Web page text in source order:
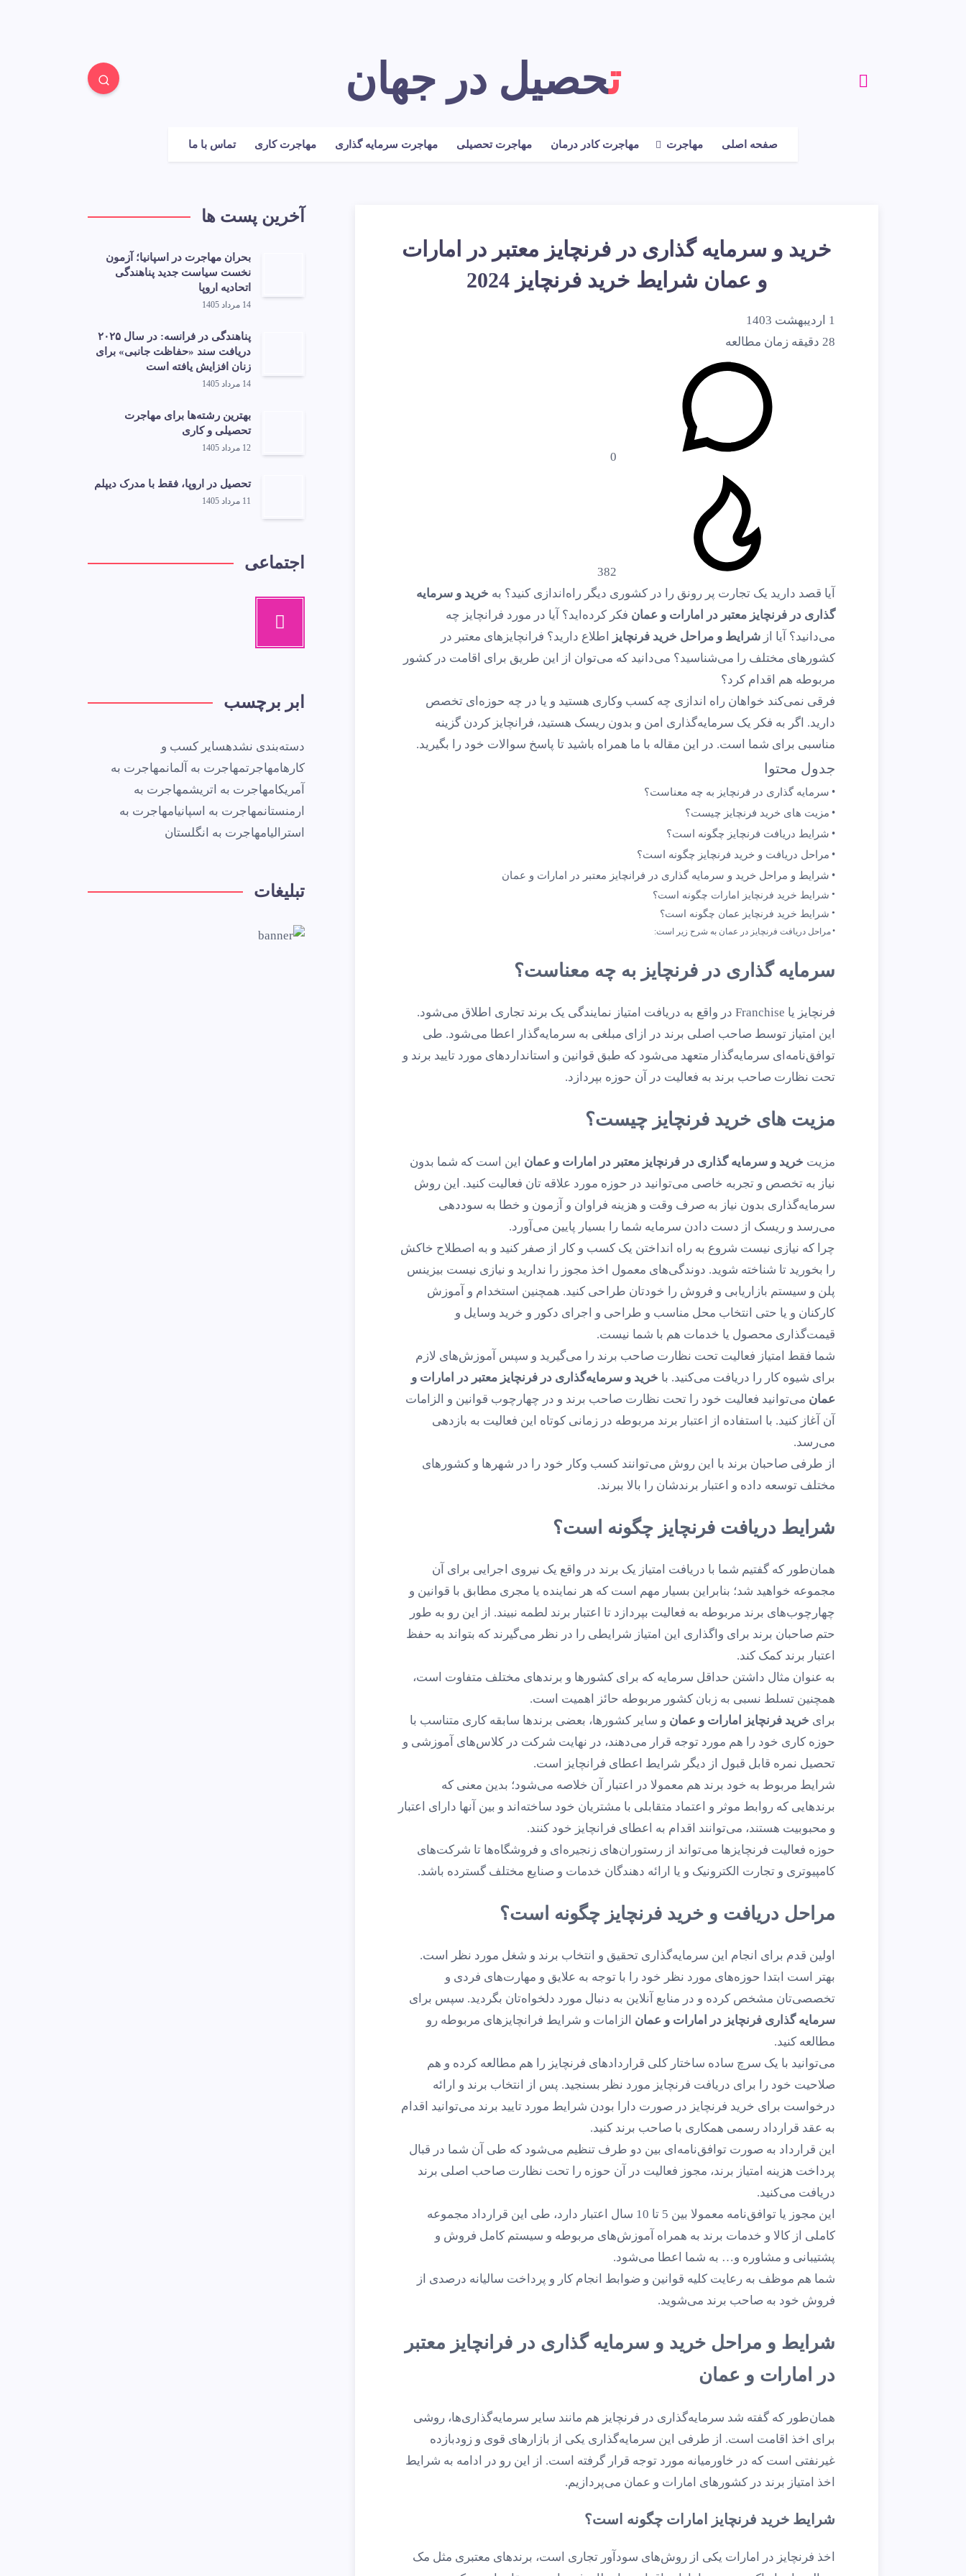
تحصیل در جهان
صفحه اصلی مهاجرت مهاجرت کادر درمان مهاجرت تحصیلی مهاجرت سرمایه گذاری مهاجرت کاری تماس با ما
خرید و سرمایه گذاری در فرنچایز معتبر در امارات
و عمان شرایط خرید فرنچایز 2024
1 اردیبهشت 1403
28 دقیقه زمان مطالعه
0
آیا قصد دارید یک تجارت پر رونق را در کشوری دیگر راه‌اندازی کنید؟ به خرید و سرمایه
گذاری در فرنچایز معتبر در امارات و عمان فکر کرده‌اید؟ آیا در مورد فرانچایز چه
می‌دانید؟ آیا از شرایط و مراحل خرید فرنچایز
اطلاع دارید؟ فرانچایزهای معتبر در
کشورهای مختلف را می‌شناسید؟ می‌دانید که می‌توان از این طریق برای اقامت در کشور
مربوطه هم اقدام کرد؟
فرقی نمی‌کند خواهان راه ‌اندازی چه کسب وکاری هستید و یا در چه حوزه‌ای تخصص
دارید. اگر به فکر یک سرمایه‌گذاری امن و بدون ریسک هستید، فرانچایز کردن گزینه
مناسبی برای شما است. در این مقاله با ما همراه باشید تا پاسخ سوالات خود را بگیرید.
جدول محتوا
سرمایه گذاری در فرنچایز به چه معناست؟
مزیت های خرید فرنچایز چیست؟
شرایط دریافت فرنچایز چگونه است؟
مراحل دریافت و خرید فرنچایز چگونه است؟
شرایط و مراحل خرید و سرمایه گذاری در فرانچایز معتبر در امارات و عمان
شرایط خرید فرنچایز امارات چگونه است؟
شرایط خرید فرنچایز عمان چگونه است؟
مراحل دریافت فرنچایز در عمان به شرح زیر است:
سرمایه گذاری در فرنچایز به چه معناست؟
فرنچایز یا Franchise در واقع به دریافت امتیاز نمایندگی یک برند تجاری اطلاق می‌شود.
این امتیاز توسط صاحب اصلی برند در ازای مبلغی به سرمایه‌گذار اعطا می‌شود. طی
توافق‌نامه‌ای سرمایه‌گذار متعهد می‌شود که طبق قوانین و استانداردهای مورد تایید برند و
تحت نظارت صاحب برند به فعالیت در آن حوزه بپردازد.
مزیت های خرید فرنچایز چیست؟
مزیت خرید و سرمایه گذاری در فرنچایز معتبر در امارات و عمان این است که شما بدون
نیاز به تخصص و تجربه خاصی می‌توانید در حوزه مورد علاقه تان فعالیت کنید. این روش
سرمایه‌گذاری بدون نیاز به صرف وقت و هزینه فراوان و آزمون و خطا به سوددهی
می‌رسد و ریسک از دست دادن سرمایه شما را بسیار پایین می‌آورد.
چرا که نیازی نیست شروع به راه انداختن یک کسب و کار از صفر کنید و به اصطلاح خاکش
را بخورید تا شناخته شوید. دوندگی‌های معمول اخذ مجوز را ندارید و نیازی نیست بیزینس
پلن و سیستم بازاریابی و فروش را خودتان طراحی کنید. همچنین استخدام و آموزش
کارکنان و یا حتی انتخاب محل مناسب و طراحی و اجرای دکور و خرید وسایل و
قیمت‌گذاری محصول یا خدمات هم با شما نیست.
شما فقط امتیاز فعالیت تحت نظارت صاحب برند را می‌گیرید و سپس آموزش‌های لازم
برای شیوه کار را دریافت می‌کنید. با خرید و سرمایه‌گذاری در فرنچایز معتبر در امارات و
عمان می‌توانید فعالیت خود را تحت نظارت صاحب برند و در چهارچوب قوانین و الزامات
آن آغاز کنید. با استفاده از اعتبار برند مربوطه در زمانی کوتاه این فعالیت به بازدهی
می‌رسد.
از طرفی صاحبان برند با این روش می‌توانند کسب وکار خود را در شهرها و کشورهای
مختلف توسعه داده و اعتبار برندشان را بالا ببرند.
شرایط دریافت فرنچایز چگونه است؟
همان‌طور که گفتیم شما با دریافت امتیاز یک برند در واقع یک نیروی اجرایی برای آن
مجموعه خواهید شد؛ بنابراین بسیار مهم است که هر نماینده یا مجری مطابق با قوانین و
چهارچوب‌های برند مربوطه به فعالیت بپردازد تا اعتبار برند لطمه نبیند. از این‌ رو به طور
حتم صاحبان برند برای واگذاری این امتیاز شرایطی را در نظر می‌گیرند که بتواند به حفظ
اعتبار برند کمک کند.
به ‌عنوان مثال داشتن حداقل سرمایه که برای کشورها و برندهای مختلف متفاوت است،
همچنین تسلط نسبی به زبان کشور مربوطه حائز اهمیت است.
برای خرید فرنچایز امارات و عمان و سایر کشورها، بعضی برندها سابقه کاری متناسب با
حوزه کاری خود را هم مورد توجه قرار می‌دهند، در نهایت شرکت در کلاس‌های آموزشی و
تحصیل نمره قابل قبول از دیگر شرایط اعطای فرانچایز است.
شرایط مربوط به خود برند هم معمولا در اعتبار آن خلاصه می‌شود؛ بدین معنی که
برندهایی که روابط موثر و اعتماد متقابلی با مشتریان خود ساخته‌اند و بین آنها دارای اعتبار
و محبوبیت هستند، می‌توانند اقدام به اعطای فرانچایز خود کنند.
حوزه فعالیت فرنچایزها می‌تواند از رستوران‌های زنجیره‌ای و فروشگاه‌ها تا شرکت‌های
کامپیوتری و تجارت الکترونیک و یا ارائه دهندگان خدمات و صنایع مختلف گسترده باشد.
مراحل دریافت و خرید فرنچایز چگونه است؟
اولین قدم برای انجام این سرمایه‌گذاری تحقیق و انتخاب برند و شغل مورد نظر است.
بهتر است ابتدا حوزه‌های مورد نظر خود را با توجه به علایق و مهارت‌های فردی و
تخصصی‌تان مشخص کرده و در منابع آنلاین به دنبال مورد دلخواه‌تان بگردید. سپس برای
سرمایه گذاری فرنچایز در امارات و عمان الزامات و شرایط فرانچایزهای مربوطه رو
مطالعه کنید.
می‌توانید با یک سرچ ساده ساختار کلی قراردادهای فرنچایز را هم مطالعه کرده و هم
صلاحیت خود را برای دریافت فرنچایز مورد نظر بسنجید. پس از انتخاب برند و ارائه
درخواست برای خرید فرنچایز در صورت دارا بودن شرایط مورد تایید برند می‌توانید اقدام
به عقد قرارداد رسمی همکاری با صاحب برند کنید.
این قرارداد به صورت توافق‌نامه‌ای بین دو طرف تنظیم می‌شود که طی آن شما در قبال
پرداخت هزینه امتیاز برند، مجوز فعالیت در آن حوزه را تحت نظارت صاحب اصلی برند
دریافت می‌کنید.
این مجوز یا توافق‌نامه معمولا بین 5 تا 10 سال اعتبار دارد، طی این قرارداد مجموعه
کاملی از کالا و خدمات برند به همراه آموزش‌های مربوطه و سیستم کامل فروش و
پشتیبانی و مشاوره و… به شما اعطا می‌شود.
شما هم موظف به رعایت کلیه قوانین و ضوابط انجام کار و پرداخت سالیانه درصدی از
فروش خود به صاحب برند می‌شوید.
شرایط و مراحل خرید و سرمایه گذاری در فرانچایز معتبر
در امارات و عمان
همان‌طور که گفته شد سرمایه‌گذاری در فرنچایز هم مانند سایر سرمایه‌گذاری‌ها، روشی
برای اخذ اقامت است. از طرفی این سرمایه‌گذاری یکی از بازارهای قوی و زودبازده
غیرنفتی است که در خاورمیانه مورد توجه قرار گرفته است. از این رو در ادامه به شرایط
اخذ امتیاز برند در کشورهای امارات و عمان می‌پردازیم.
شرایط خرید فرنچایز امارات چگونه است؟
اخذ فرنچایز در امارات یکی از روش‌های سودآور تجاری است، برندهای معتبری مثل مک
آخرین پست ها
بحران مهاجرت در اسپانیا؛ آزمون
نخست سیاست جدید پناهندگی
اتحادیه اروپا
14 مرداد 1405
پناهندگی در فرانسه: در سال ۲۰۲۵
دریافت سند «حفاظت جانبی» برای
زنان افزایش یافته است
14 مرداد 1405
بهترین رشته‌ها برای مهاجرت
تحصیلی و کاری
12 مرداد 1405
تحصیل در اروپا، فقط با مدرک دیپلم
11 مرداد 1405
اجتماعی
ابر برچسب
دسته‌بندی نشدهسایر کسب و
کارهامهاجرتمهاجرت به آلمانمهاجرت به
آمریکامهاجرت به اتریشمهاجرت به
ارمنستانمهاجرت به اسپانیامهاجرت به
استرالیامهاجرت به انگلستان
تبلیغات